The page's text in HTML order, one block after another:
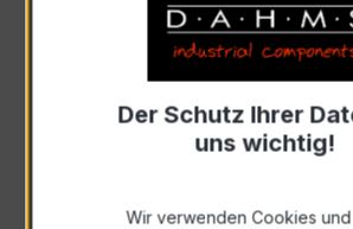
Auswahl zurücksetzen
Der Schutz Ihrer
uns wichtig!
Wir verwenden Cookies